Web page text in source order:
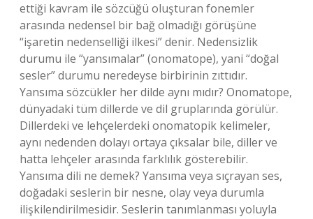
ettiği kavram ile sözcüğü oluşturan fonemler
arasında nedensel bir bağ olmadığı görüşüne
“işaretin nedenselliği ilkesi” denir. Nedensizlik
durumu ile “yansımalar” (onomatope), yani “doğal
sesler” durumu neredeyse birbirinin zıttıdır.
Yansıma sözcükler her dilde aynı mıdır? Onomatope,
dünyadaki tüm dillerde ve dil gruplarında görülür.
Dillerdeki ve lehçelerdeki onomatopik kelimeler,
aynı nedenden dolayı ortaya çıksalar bile, diller ve
hatta lehçeler arasında farklılık gösterebilir.
Yansıma dili ne demek? Yansıma veya sıçrayan ses,
doğadaki seslerin bir nesne, olay veya durumla
ilişkilendirilmesidir. Seslerin tanımlanması yoluyla